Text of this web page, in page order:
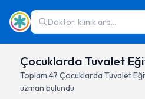
Doktor, klinik ara...
Çocuklarda Tuvalet
Toplam 47 Çocuklarda Tuvalet
uzman bulundu